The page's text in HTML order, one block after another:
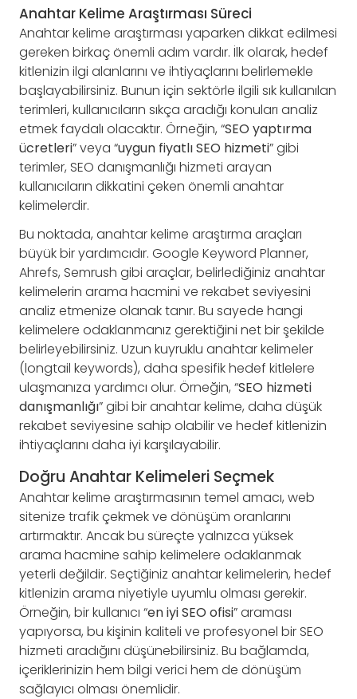
Anahtar Kelime Araştırması Süreci
Anahtar kelime araştırması yaparken dikkat edilmesi
gereken birkaç önemli adım vardır. İlk olarak, hedef
kitlenizin ilgi alanlarını ve ihtiyaçlarını belirlemekle
başlayabilirsiniz. Bunun için sektörle ilgili sık kullanılan
terimleri, kullanıcıların sıkça aradığı konuları analiz
etmek faydalı olacaktır. Örneğin, “SEO yaptırma
ücretleri” veya “uygun fiyatlı SEO hizmeti” gibi
terimler, SEO danışmanlığı hizmeti arayan
kullanıcıların dikkatini çeken önemli anahtar
kelimelerdir.
Bu noktada, anahtar kelime araştırma araçları
büyük bir yardımcıdır. Google Keyword Planner,
Ahrefs, Semrush gibi araçlar, belirlediğiniz anahtar
kelimelerin arama hacmini ve rekabet seviyesini
analiz etmenize olanak tanır. Bu sayede hangi
kelimelere odaklanmanız gerektiğini net bir şekilde
belirleyebilirsiniz. Uzun kuyruklu anahtar kelimeler
(longtail keywords), daha spesifik hedef kitlelere
ulaşmanıza yardımcı olur. Örneğin, “SEO hizmeti
danışmanlığı” gibi bir anahtar kelime, daha düşük
rekabet seviyesine sahip olabilir ve hedef kitlenizin
ihtiyaçlarını daha iyi karşılayabilir.
Doğru Anahtar Kelimeleri Seçmek
Anahtar kelime araştırmasının temel amacı, web
sitenize trafik çekmek ve dönüşüm oranlarını
artırmaktır. Ancak bu süreçte yalnızca yüksek
arama hacmine sahip kelimelere odaklanmak
yeterli değildir. Seçtiğiniz anahtar kelimelerin, hedef
kitlenizin arama niyetiyle uyumlu olması gerekir.
Örneğin, bir kullanıcı “en iyi SEO ofisi” araması
yapıyorsa, bu kişinin kaliteli ve profesyonel bir SEO
hizmeti aradığını düşünebilirsiniz. Bu bağlamda,
içeriklerinizin hem bilgi verici hem de dönüşüm
sağlayıcı olması önemlidir.